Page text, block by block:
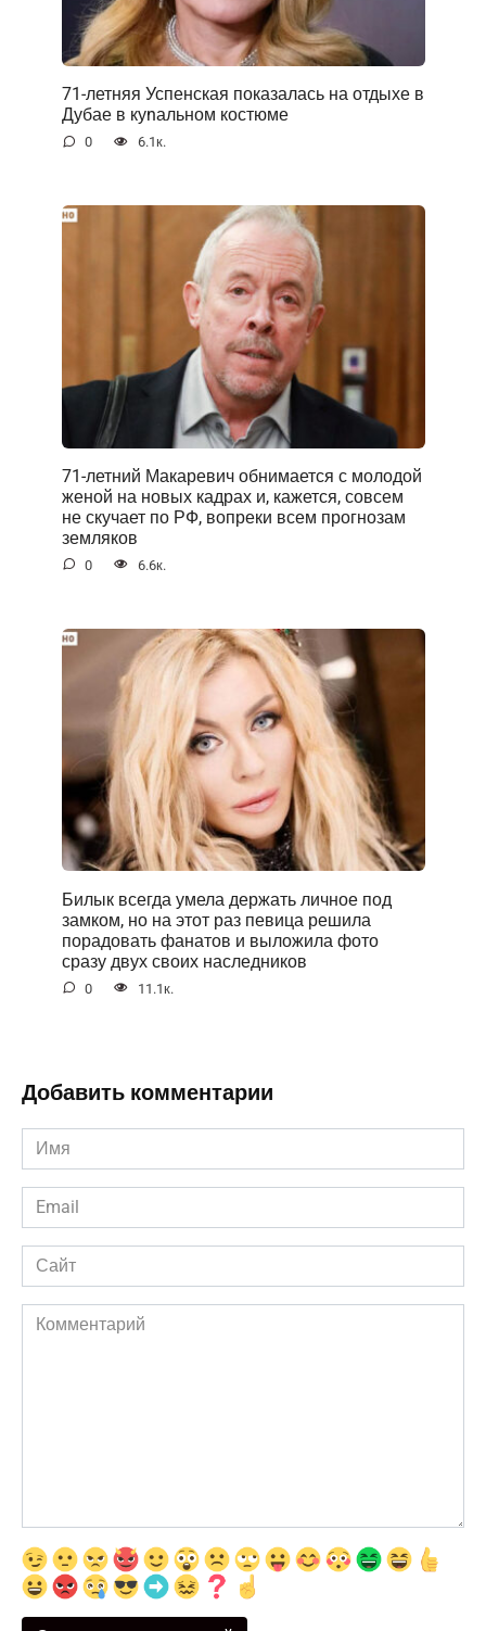
71-летняя Успенская показалась на отдыхе в
Дубае в куnальном костюме
0 6.1к.
71-летний Макаревич обнимается с молодой
женой на новых кадрах и, кажется, совсем
не скучает по РФ, вопреки всем прогнозам
земляков
0 6.6к.
Билык всегда умела держать личное под
замком, но на этот раз певица решила
порадовать фанатов и выложила фото
сразу двух своих наследников
0 11.1к.
Добавить комментарии
Имя
*
Email
*
Сайт
Комментарий